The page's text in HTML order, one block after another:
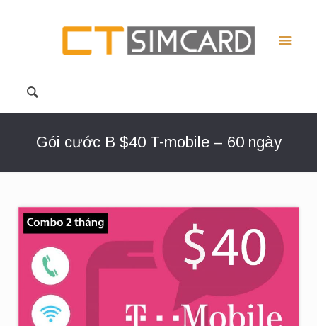
Gói cước B $40 T-mobile – 60 ngày